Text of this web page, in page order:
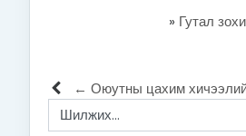
» Гутал
← Оюутны цахим
Шилжих...